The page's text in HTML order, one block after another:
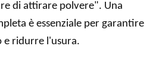
di attirare polvere". Una
è essenziale per garantire
e ridurre l'usura.